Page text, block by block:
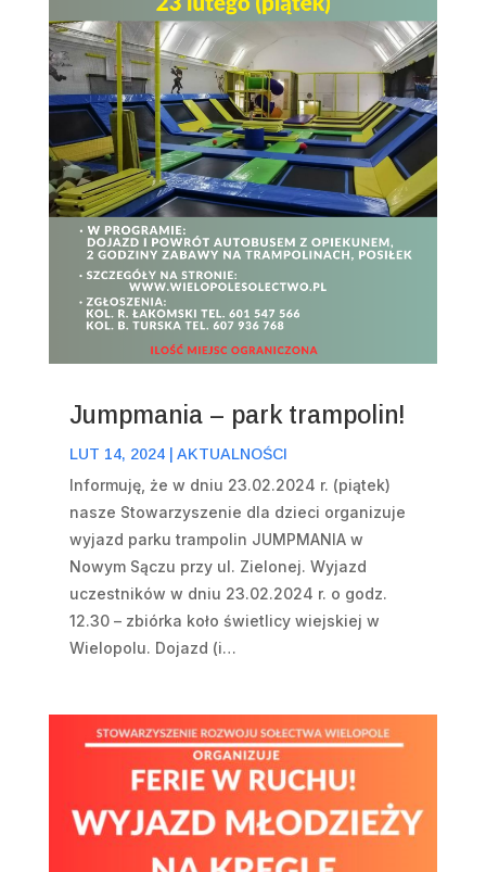
Jumpmania – park trampolin!
LUT 14, 2024| AKTUALNOŚCI
Informuję, że w dniu 23.02.2024 r. (piątek)
nasze Stowarzyszenie dla dzieci organizuje
wyjazd parku trampolin JUMPMANIA w
Nowym Sączu przy ul. Zielonej. Wyjazd
uczestników w dniu 23.02.2024 r. o godz.
12.30 – zbiórka koło świetlicy wiejskiej w
Wielopolu. Dojazd (i…